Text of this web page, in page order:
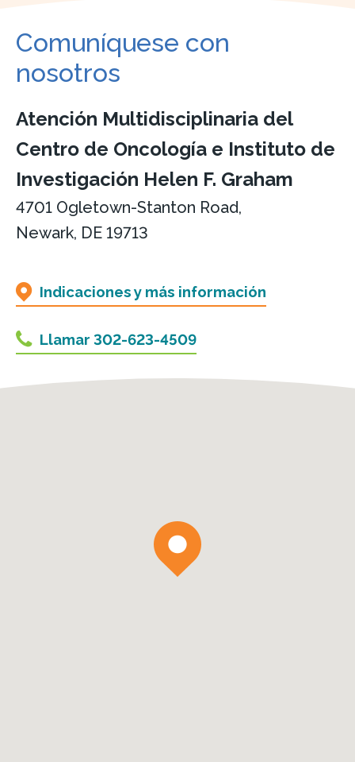
Comuníquese con
nosotros
Atención Multidisciplinaria del
Centro de Oncología e Instituto de
Investigación Helen F. Graham
4701 Ogletown-Stanton Road,
Newark, DE 19713
Indicaciones y más información
Llamar 302-623-4509